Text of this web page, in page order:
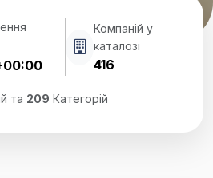
Компаній у
каталозі
416
та 209 Категорій